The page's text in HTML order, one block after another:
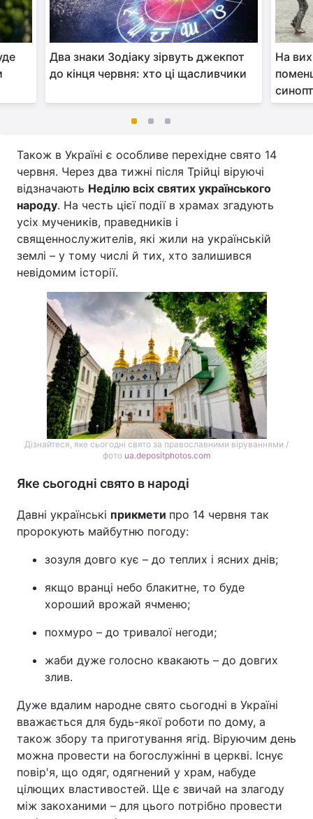
Два знаки Зодіаку зірвуть джекпот
до кінця червня: хто ці щасливчики
На
Також в Україні є особливе перехідне свято 14
червня. Через два тижні після Трійці віруючі
відзначають Неділю всіх святих українського
народу. На честь цієї події в храмах згадують
усіх мучеників, праведників і
священнослужителів, які жили на українській
землі – у тому числі й тих, хто залишився
невідомим історії.
Дізнайтеся, яке сьогодні свято за православними віруваннями /
фото ua.depositphotos.com
Яке сьогодні свято в народі
Давні українські прикмети про 14 червня так
пророкують майбутню погоду:
зозуля довго кує – до теплих і ясних днів;
якщо вранці небо блакитне, то буде
хороший врожай ячменю;
похмуро – до тривалої негоди;
жаби дуже голосно квакають – до довгих
злив.
Дуже вдалим народне свято сьогодні в Україні
вважається для будь-якої роботи по дому, а
також збору та приготування ягід. Віруючим день
можна провести на богослужінні в церкві. Існує
повір'я, що одяг, одягнений у храм, набуде
цілющих властивостей. Ще є звичай на злагоду
між закоханими – для цього потрібно провести